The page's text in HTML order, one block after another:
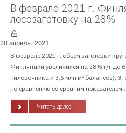
В феврале 2021 г.
лесозаготовку на 28%
30 апреля, 2021
В феврале 2021 г. объём заготовки
Финляндии увеличился на 28% г/г до
пиловочника и 3,6 млн м³ балансов).
по сравнению со средним показателем...
Читать далее